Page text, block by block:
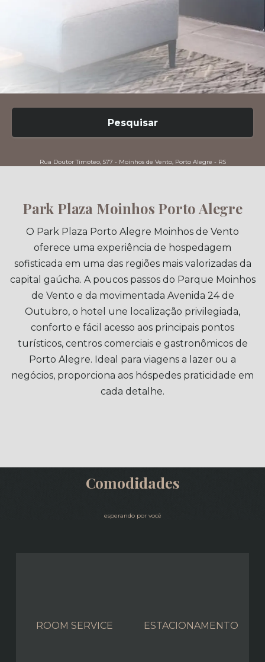
Pesquisar
Rua Doutor Timoteo, 577 - Moinhos de Vento, Porto Alegre - RS
Park Plaza Moinhos Porto Alegre
O Park Plaza Porto Alegre Moinhos de Vento
oferece uma experiência de hospedagem
sofisticada em uma das regiões mais valorizadas da
capital gaúcha. A poucos passos do Parque Moinhos
de Vento e da movimentada Avenida 24 de
Outubro, o hotel une localização privilegiada,
conforto e fácil acesso aos principais pontos
turísticos, centros comerciais e gastronômicos de
Porto Alegre. Ideal para viagens a lazer ou a
negócios, proporciona aos hóspedes praticidade em
cada detalhe.
Comodidades
esperando por você
ROOM SERVICE ESTACIONAMENTO